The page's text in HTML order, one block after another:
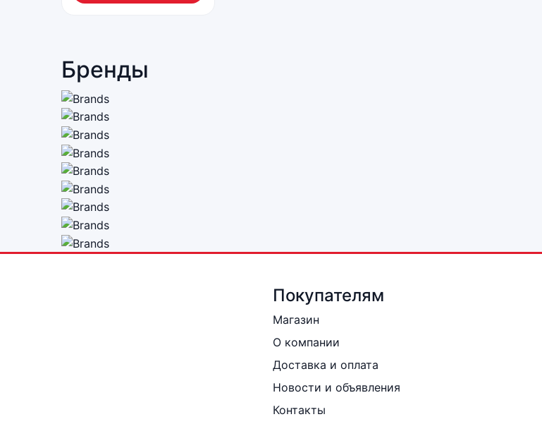
Бренды
Покупателям
Магазин
О компании
Доставка и оплата
Новости и объявления
Контакты